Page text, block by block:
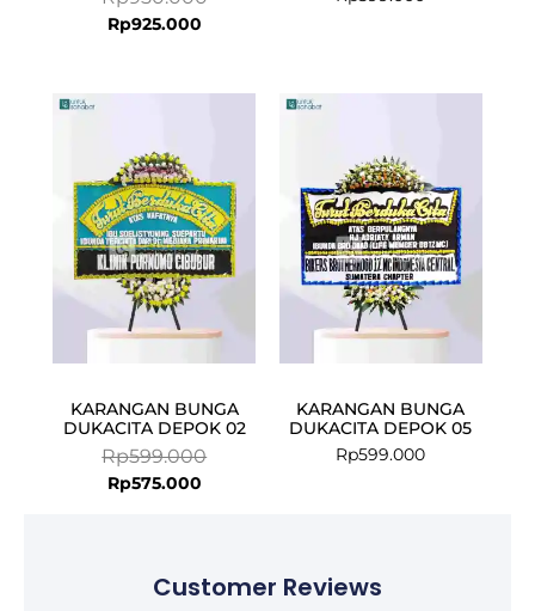
Rp925.000
KARANGAN BUNGA
DUKACITA DEPOK 02
Rp599.000
Rp599.000.
Rp575.000
Rp575.000.
KARANGAN BUNGA
DUKACITA DEPOK 05
Rp599.000
Customer Reviews